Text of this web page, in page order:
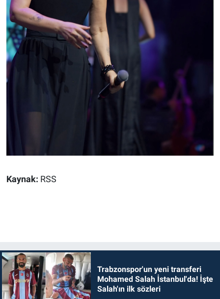
Kaynak: RSS
Trabzonspor'un yeni transferi
Mohamed Salah İstanbul'da! İşte
Salah'ın ilk sözleri